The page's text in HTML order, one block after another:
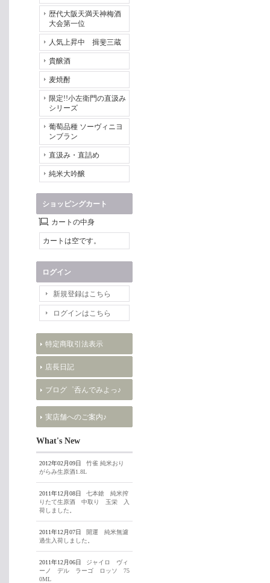
歴代大阪天満天神梅酒
大会第一位
人気上昇中 揖斐三蔵
貴醸酒
麦焼酎
限定!!小左衛門の直汲み
シリーズ
葡萄品種 ソーヴィニヨ
ンブラン
直汲み・直詰め
純米大吟醸
ショッピングカート
カートの中身
カートは空です。
ログイン
新規登録はこちら
ログインはこちら
特定商取引法表示
店長日記
ブログ゜呑んでみよっ♪
実店舗へのご案内♪
What's New
2012年02月09日
竹雀 純米おり
がらみ生原酒1.8L
2011年12月08日
七本鎗 純米搾
りたて生原酒 中取り 玉栄 入
荷しました。
2011年12月07日
開運 純米無濾
過生入荷しました。
2011年12月06日
ジャイロ ヴィ
ーノ デル ラーゴ ロッソ 75
0ML